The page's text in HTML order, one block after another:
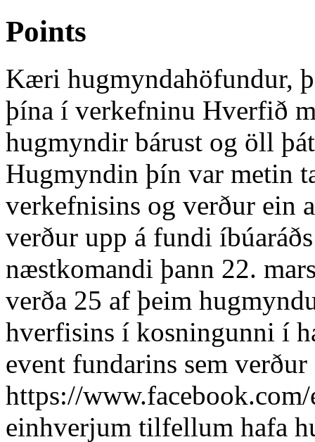
Points
Kæri hugmyndahöfundur,
þína í verkefninu Hverfið
hugmyndir bárust og öll
Hugmyndin þín var metin
verkefnisins og verður ein
verður upp á fundi
næstkomandi þann 22.
verða 25 af þeim
hverfisins í kosningunni í
event fundarins sem
https://
einhverjum tilfellum hafa